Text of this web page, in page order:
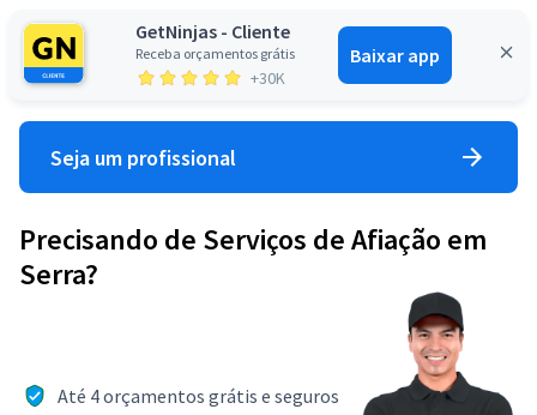
GetNinjas - Cliente
Receba orçamentos grátis
+30K
Baixar app
Entrar
Seja um profissional
Precisando de Serviços de Afiação em
Serra?
Até 4 orçamentos grátis e seguros